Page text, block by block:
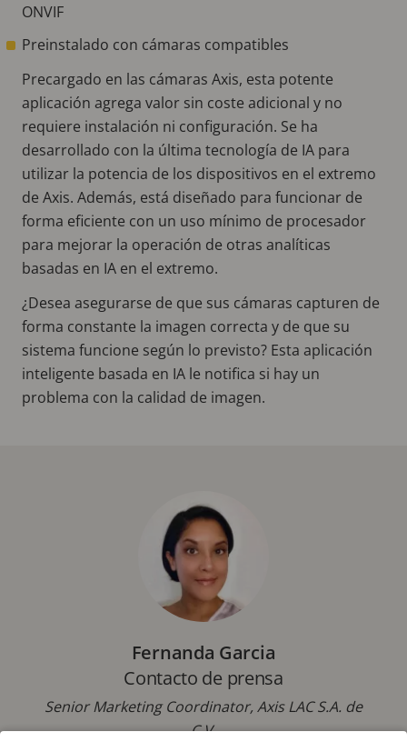
ONVIF
Preinstalado con cámaras compatibles
Precargado en las cámaras Axis, esta potente
aplicación agrega valor sin coste adicional y no
requiere instalación ni configuración. Se ha
desarrollado con la última tecnología de IA para
utilizar la potencia de los dispositivos en el extremo
de Axis. Además, está diseñado para funcionar de
forma eficiente con un uso mínimo de procesador
para mejorar la operación de otras analíticas
basadas en IA en el extremo.
¿Desea asegurarse de que sus cámaras capturen de
forma constante la imagen correcta y de que su
sistema funcione según lo previsto? Esta aplicación
inteligente basada en IA le notifica si hay un
problema con la calidad de imagen.
Fernanda Garcia
Contacto de prensa
Senior Marketing Coordinator, Axis LAC S.A. de
C.V.